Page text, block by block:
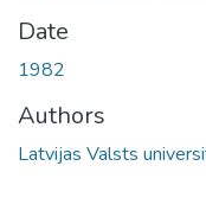
Date
1982
Authors
Latvijas Valsts